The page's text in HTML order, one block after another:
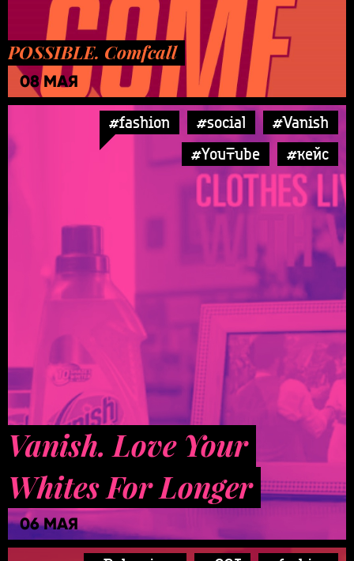
POSSIBLE. Comfcall
08 МАЯ
#fashion #social
#Vanish
#YouTube
#кейс
Vanish. Love Your
Whites For Longer
06 МАЯ